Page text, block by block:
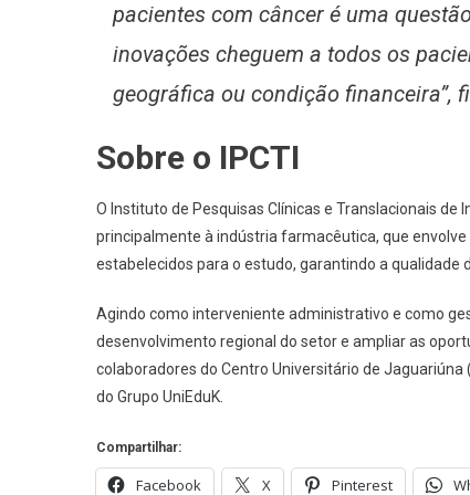
pacientes com câncer é uma
inovações cheguem a todos os
geográfica ou condição financeira”,
Sobre o IPCTI
O Instituto de Pesquisas Clínicas e Translacionais de
principalmente à indústria farmacêutica, que
estabelecidos para o estudo, garantindo a qualidade
Agindo como interveniente administrativo e como
desenvolvimento regional do setor e ampliar as
colaboradores do Centro Universitário de
do Grupo UniEduK.
Compartilhar:
Facebook X Pinterest